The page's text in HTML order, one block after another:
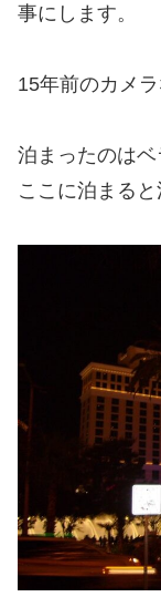
事にします。
15年前のカメ
泊まったのは
ここに泊まると